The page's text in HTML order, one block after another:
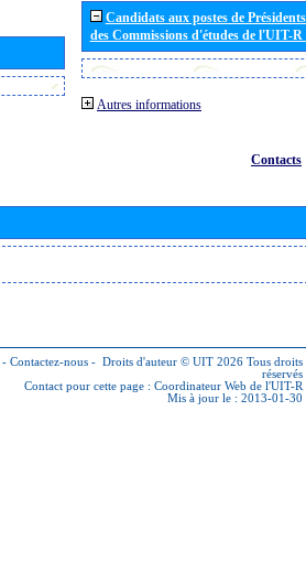
Candidats aux postes de
des Commissions d'études de l'UIT-
Autres informations
Contacts
- Contactez-nous - Droits d'auteur © UIT 2026 Tous droits
réservés
Contact pour cette page : Coordinateur Web de l'UIT-R
Mis à jour le : 2013-01-30